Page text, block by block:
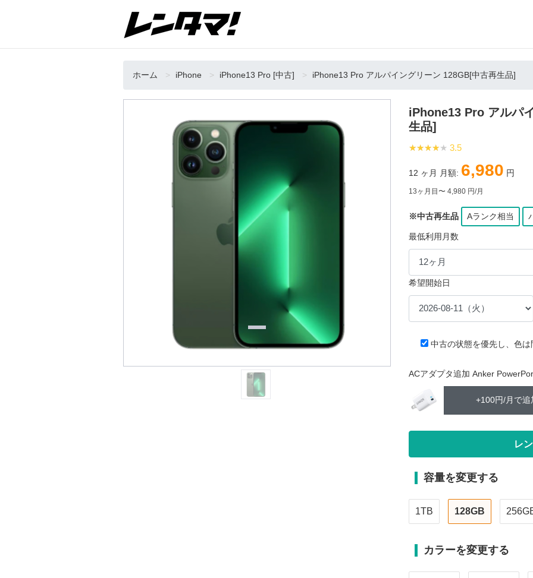
ホーム iPhone iPhone13 Pro [中古] iPhone13 Pro アルパイングリーン 128GB[中古再生品]
iPhone13 Pro アルパ
生品]
★★★★★
★★★★★ 3.5
12 ヶ月 月額: 6,980 円
13ヶ月目〜 4,980 円/月
※中古再生品 Aランク相当
最低利用月数
希望開始日
中古の状態を優先し、色は
ACアダプタ追加 Anker
+100円/月で追
容量を変更する
1TB 128GB
カラーを変更する